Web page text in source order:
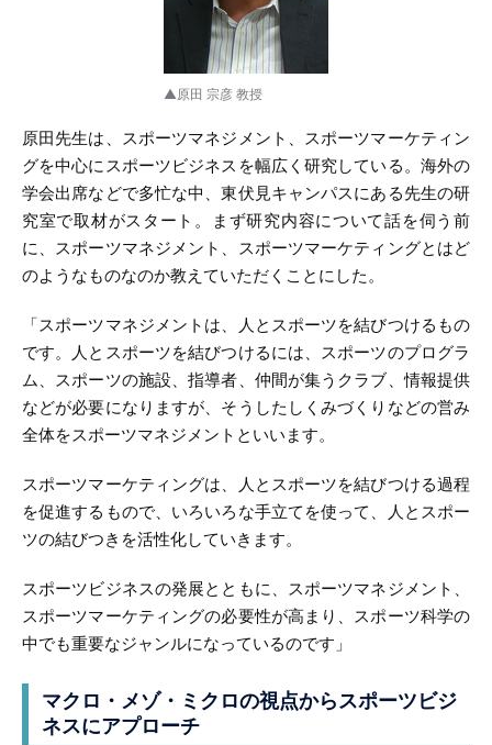
▲原田 宗彦 教授
原田先生は、スポーツマネジメント、スポーツマーケティン
グを中心にスポーツビジネスを幅広く研究している。海外の
学会出席などで多忙な中、東伏見キャンパスにある先生の研
究室で取材がスタート。まず研究内容について話を伺う前
に、スポーツマネジメント、スポーツマーケティングとはど
のようなものなのか教えていただくことにした。
「スポーツマネジメントは、人とスポーツを結びつけるもの
です。人とスポーツを結びつけるには、スポーツのプログラ
ム、スポーツの施設、指導者、仲間が集うクラブ、情報提供
などが必要になりますが、そうしたしくみづくりなどの営み
全体をスポーツマネジメントといいます。
スポーツマーケティングは、人とスポーツを結びつける過程
を促進するもので、いろいろな手立てを使って、人とスポー
ツの結びつきを活性化していきます。
スポーツビジネスの発展とともに、スポーツマネジメント、
スポーツマーケティングの必要性が高まり、スポーツ科学の
中でも重要なジャンルになっているのです」
マクロ・メゾ・ミクロの視点からスポーツビジ
ネスにアプローチ